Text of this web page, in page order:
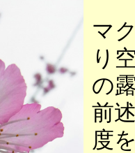
マ
り
の
前
度